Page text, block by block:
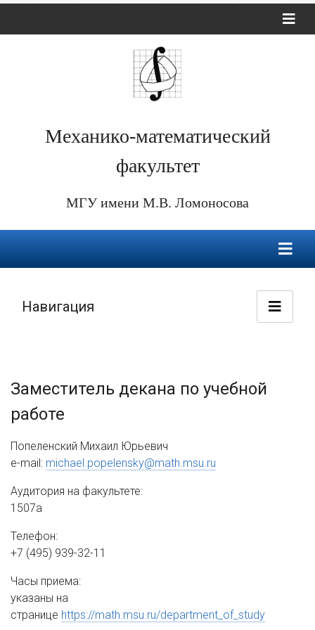
Механико-математический
факультет
МГУ имени М.В. Ломоносова
Навигация
Заместитель декана по учебной
работе
Попеленский Михаил Юрьевич
e-mail: michael.popelensky@math.msu.ru
Аудитория на факультете:
1507а
Телефон:
+7 (495) 939-32-11
Часы приема:
указаны на
странице https://math.msu.ru/department_of_study